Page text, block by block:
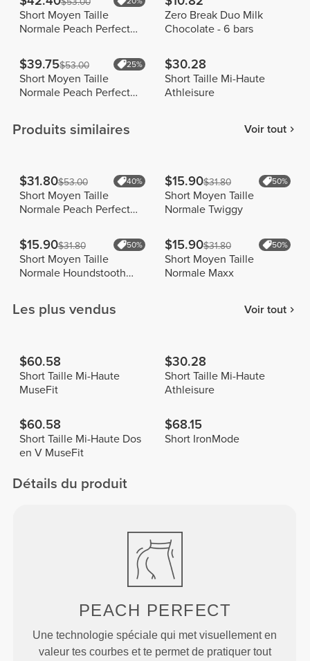
Short Moyen Taille
Normale Peach Perfect
Zero Break Duo Milk
Chocolate - 6 bars
$39.75$53.00 25%
Short Moyen Taille
Normale Peach Perfect
$30.28
Short Taille Mi-Haute
Athleisure
Produits similaires Voir tout
$31.80$53.00 40%
Short Moyen Taille
Normale Peach Perfect
$15.90$31.80 50%
Short Moyen Taille
Normale Twiggy
$15.90$31.80 50%
Short Moyen Taille
Normale Houndstooth
$15.90$31.80 50%
Short Moyen Taille
Normale Maxx
Les plus vendus Voir tout
$60.58
Short Taille Mi-Haute
MuseFit
$30.28
Short Taille Mi-Haute
Athleisure
$60.58
Short Taille Mi-Haute Dos
en V MuseFit
$68.15
Short IronMode
Détails du produit
PEACH PERFECT
Une technologie spéciale qui met visuellement en
valeur tes courbes et te permet de pratiquer tout